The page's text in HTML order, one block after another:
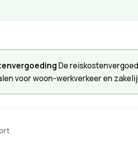
De
voor woon-werkverkeer en